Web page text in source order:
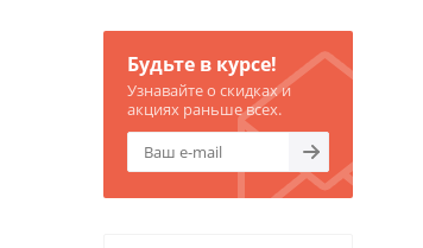
Будьте в курсе!
Узнавайте о скидках и
акциях раньше всех.